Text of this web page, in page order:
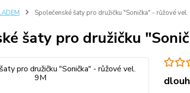
Společenské šaty pro družičku "Sonička" - růžové vel.
šaty pro družičku